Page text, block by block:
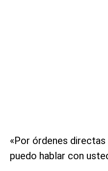
«Por órdenes
puedo hablar con